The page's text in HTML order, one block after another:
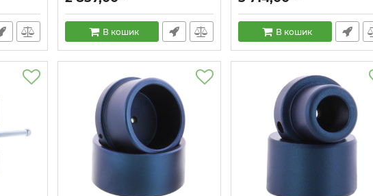
Артикул: KA0004
В кошик
Артикул: KA0006
В кошик